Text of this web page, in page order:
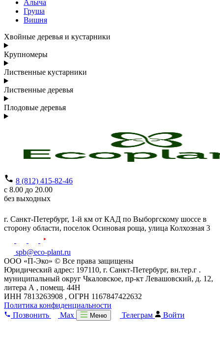
Алыча
Груша
Вишня
Хвойные деревья и кустарники
Крупномеры
Лиственные кустарники
Лиственные деревья
Плодовые деревья
8 (812) 415-82-46
с 8.00 до 20.00
без выходных
г. Санкт-Петербург, 1-й км от КАД по Выборгскому шоссе в
сторону области, поселок Осиновая роща, улица Колхозная 3
spb@eco-plant.ru
ООО «П-Эко» © Все права защищены
Юридический адрес: 197110, г. Санкт-Петербург, вн.тер.г .
муниципальный округ Чкаловское, пр-кт Левашовский, д. 12,
литера А , помещ. 44Н
ИНН 7813263908 , ОГРН 1167847422632
Политика конфиденциальности
Позвонить
Max Меню Телеграм Войти